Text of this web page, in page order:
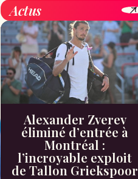
Actus
Alexander Zverev
éliminé d’entrée à
Montréal :
l’incroyable exploit
de Tallon Griekspoor